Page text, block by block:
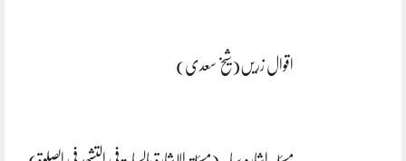
اقوال زریں(شیخ سعدی)